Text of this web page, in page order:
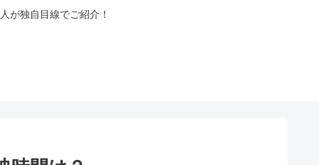
が独自目線でご紹介！